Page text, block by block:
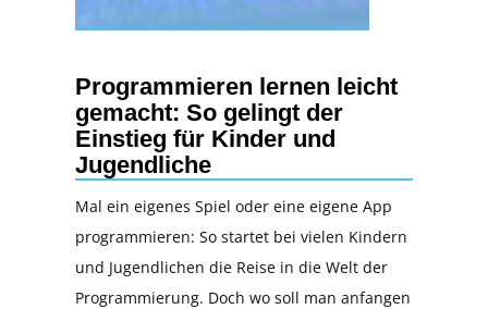
Programmieren lernen leicht
gemacht: So gelingt der
Einstieg für Kinder und
Jugendliche
Mal ein eigenes Spiel oder eine eigene App
programmieren: So startet bei vielen Kindern
und Jugendlichen die Reise in die Welt der
Programmierung. Doch wo soll man anfangen